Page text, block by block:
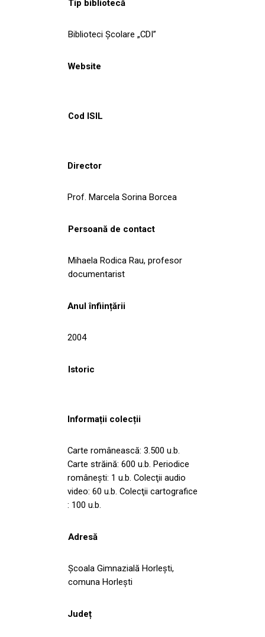
Tip bibliotecă
Biblioteci Școlare „CDI”
Website
Cod ISIL
Director
Prof. Marcela Sorina Borcea
Persoană de contact
Mihaela Rodica Rau, profesor
documentarist
Anul înființării
2004
Istoric
Informații colecții
Carte românească: 3.500 u.b.
Carte străină: 600 u.b. Periodice
româneşti: 1 u.b. Colecţii audio
video: 60 u.b. Colecţii cartografice
: 100 u.b.
Adresă
Școala Gimnazială Horlești,
comuna Horlești
Județ